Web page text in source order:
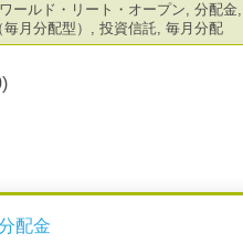
ワールド・リート・オープン, 分配金,
月分配型） , 投資信託, 毎月分配
配金